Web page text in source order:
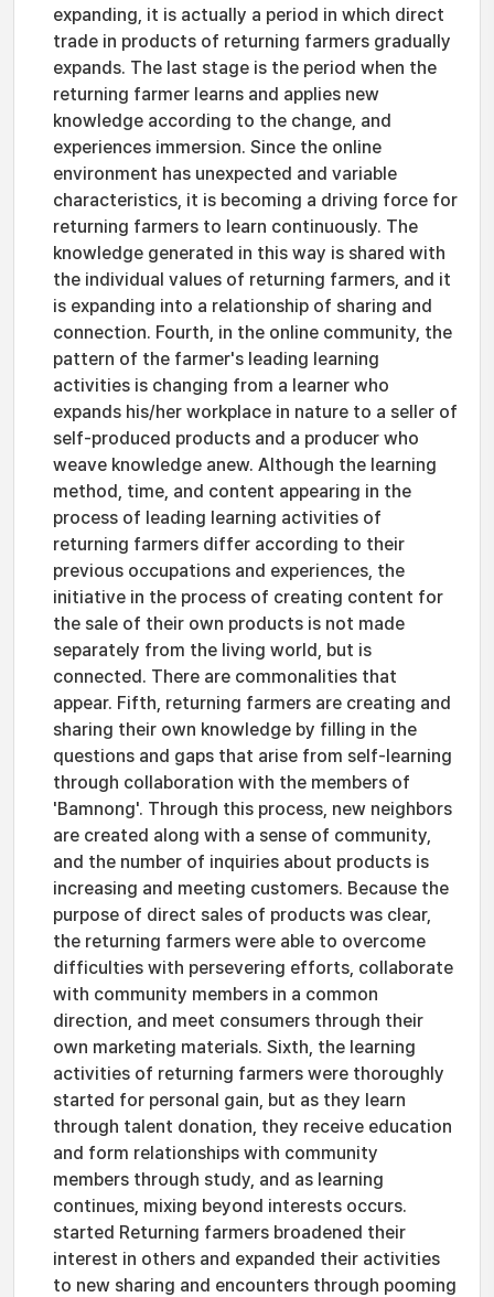
expanding, it is actually a period in which direct
trade in products of returning farmers gradually
expands. The last stage is the period when the
returning farmer learns and applies new
knowledge according to the change, and
experiences immersion. Since the online
environment has unexpected and variable
characteristics, it is becoming a driving force for
returning farmers to learn continuously. The
knowledge generated in this way is shared with
the individual values ​​of returning farmers, and it
is expanding into a relationship of sharing and
connection. Fourth, in the online community, the
pattern of the farmer's leading learning
activities is changing from a learner who
expands his/her workplace in nature to a seller of
self-produced products and a producer who
weave knowledge anew. Although the learning
method, time, and content appearing in the
process of leading learning activities of
returning farmers differ according to their
previous occupations and experiences, the
initiative in the process of creating content for
the sale of their own products is not made
separately from the living world, but is
connected. There are commonalities that
appear. Fifth, returning farmers are creating and
sharing their own knowledge by filling in the
questions and gaps that arise from self-learning
through collaboration with the members of
'Bamnong'. Through this process, new neighbors
are created along with a sense of community,
and the number of inquiries about products is
increasing and meeting customers. Because the
purpose of direct sales of products was clear,
the returning farmers were able to overcome
difficulties with persevering efforts, collaborate
with community members in a common
direction, and meet consumers through their
own marketing materials. Sixth, the learning
activities of returning farmers were thoroughly
started for personal gain, but as they learn
through talent donation, they receive education
and form relationships with community
members through study, and as learning
continues, mixing beyond interests occurs.
started Returning farmers broadened their
interest in others and expanded their activities
to new sharing and encounters through pooming